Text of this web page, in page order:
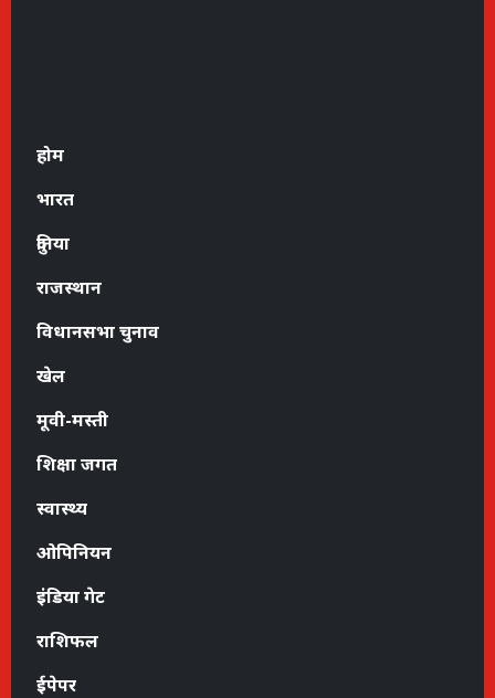
होम
भारत
दुनिया
राजस्थान
विधानसभा चुनाव
खेल
मूवी-मस्ती
शिक्षा जगत
स्वास्थ्य
ओपिनियन
इंडिया गेट
राशिफल
ईपेपर